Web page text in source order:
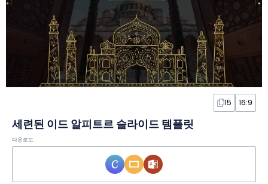
15 16:9
세련된 이드 알피트르 슬라이드 템플릿
다운로드